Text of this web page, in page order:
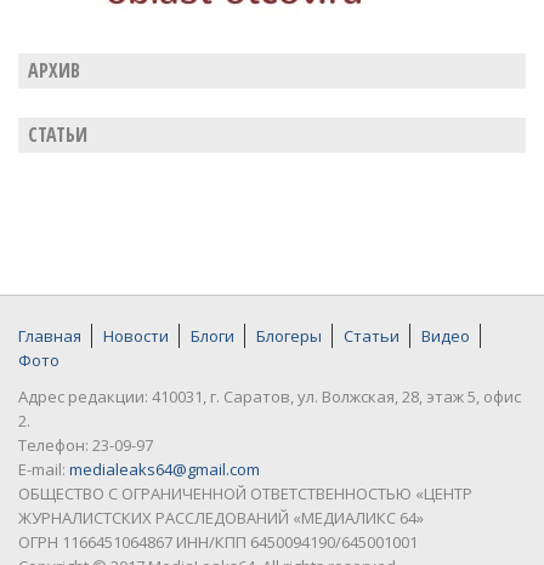
АРХИВ
СТАТЬИ
Главная Новости Блоги Блогеры Статьи
Видео
Фото
Адрес редакции: 410031, г. Саратов, ул. Волжская, 28, этаж 5, офис
2.
Телефон: 23-09-97
E-mail: medialeaks64@gmail.com
ОБЩЕСТВО С ОГРАНИЧЕННОЙ ОТВЕТСТВЕННОСТЬЮ «ЦЕНТР
ЖУРНАЛИСТСКИХ РАССЛЕДОВАНИЙ «МЕДИАЛИКС 64»
ОГРН 1166451064867 ИНН/КПП 6450094190/645001001